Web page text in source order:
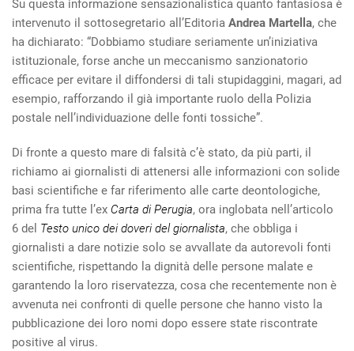
Su questa informazione sensazionalistica quanto fantasiosa è
intervenuto il sottosegretario all’Editoria Andrea Martella, che
ha dichiarato: “Dobbiamo studiare seriamente un’iniziativa
istituzionale, forse anche un meccanismo sanzionatorio
efficace per evitare il diffondersi di tali stupidaggini, magari, ad
esempio, rafforzando il già importante ruolo della Polizia
postale nell’individuazione delle fonti tossiche”.
Di fronte a questo mare di falsità c’è stato, da più parti, il
richiamo ai giornalisti di attenersi alle informazioni con solide
basi scientifiche e far riferimento alle carte deontologiche,
prima fra tutte l’ex Carta di Perugia, ora inglobata nell’articolo
6 del Testo unico dei doveri del giornalista, che obbliga i
giornalisti a dare notizie solo se avvallate da autorevoli fonti
scientifiche, rispettando la dignità delle persone malate e
garantendo la loro riservatezza, cosa che recentemente non è
avvenuta nei confronti di quelle persone che hanno visto la
pubblicazione dei loro nomi dopo essere state riscontrate
positive al virus.